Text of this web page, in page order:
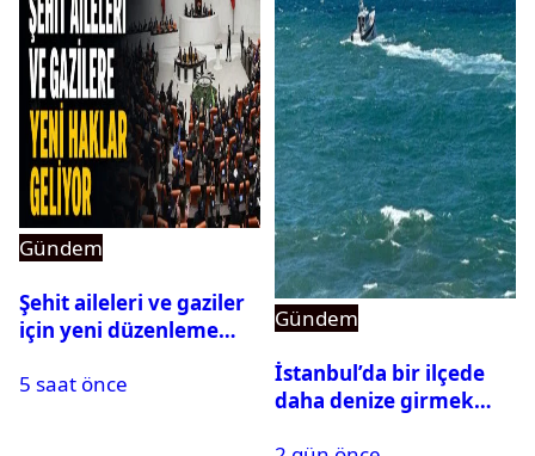
Gündem
Şehit aileleri ve gaziler
için yeni düzenleme
5 saat önce
Gündem
İstanbul’da bir ilçede
daha denize girmek